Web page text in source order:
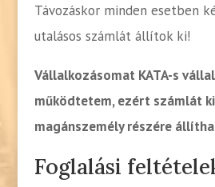
Távozáskor minden esetben
utalásos számlát állítok ki!
Vállalkozásomat KATA-s
működtetem, ezért számlát
magánszemély részére
Foglalási